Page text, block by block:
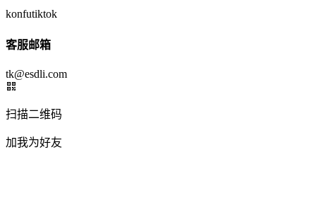
konfutiktok
客服邮箱
tk@esdli.com
扫描二维码
加我为好友